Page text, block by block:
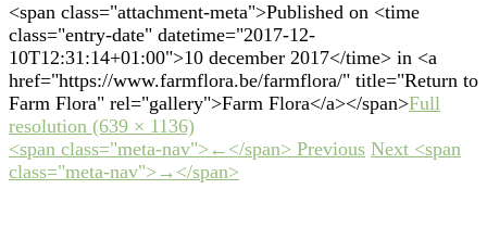
<span class="attachment-meta">Published on <time
class="entry-date" datetime="2017-12-
10T12:31:14+01:00">10 december 2017</time> in <a
href="https://www.farmflora.be/farmflora/" title="Return to
Farm Flora" rel="gallery">Farm Flora</a></span>Full
resolution (639 × 1136)
<span class="meta-nav">←</span> Previous Next <span
class="meta-nav">→</span>